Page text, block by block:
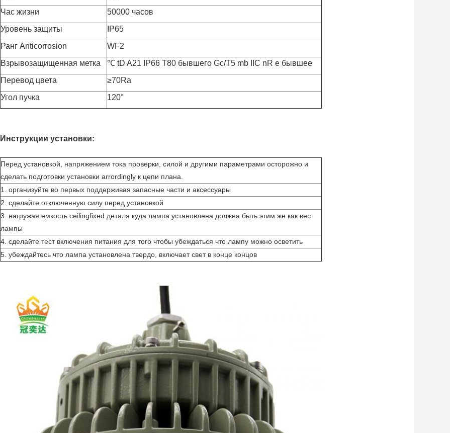
Час жизни
50000 часов
Уровень защиты
IP65
Ранг Anticorrosion
WF2
Взрывозащищенная метка
℃ tD A21 IP66 T80 бывшего Gc/T5 mb IIC nR e бывшее
Перевод цвета
≥70Ra
Угол пучка
120°
Инструкции установки:
Перед установкой, напряжением тока проверки, силой и другими параметрами осторожно и
сделать подготовки установки arrordingly к цепи плана.
1. организуйте во первых поддерживая запасные части и аксессуары
2. сделайте отключенную силу перед установкой
3. нагружая емкость ceilingfixed деталя куда лампа установлена должна быть этим же как вес
лампы
4. сделайте тест включения питания для того чтобы убеждаться что лампу можно осветить
5. убеждайтесь что лампа установлена твердо, включает свет в конце концов